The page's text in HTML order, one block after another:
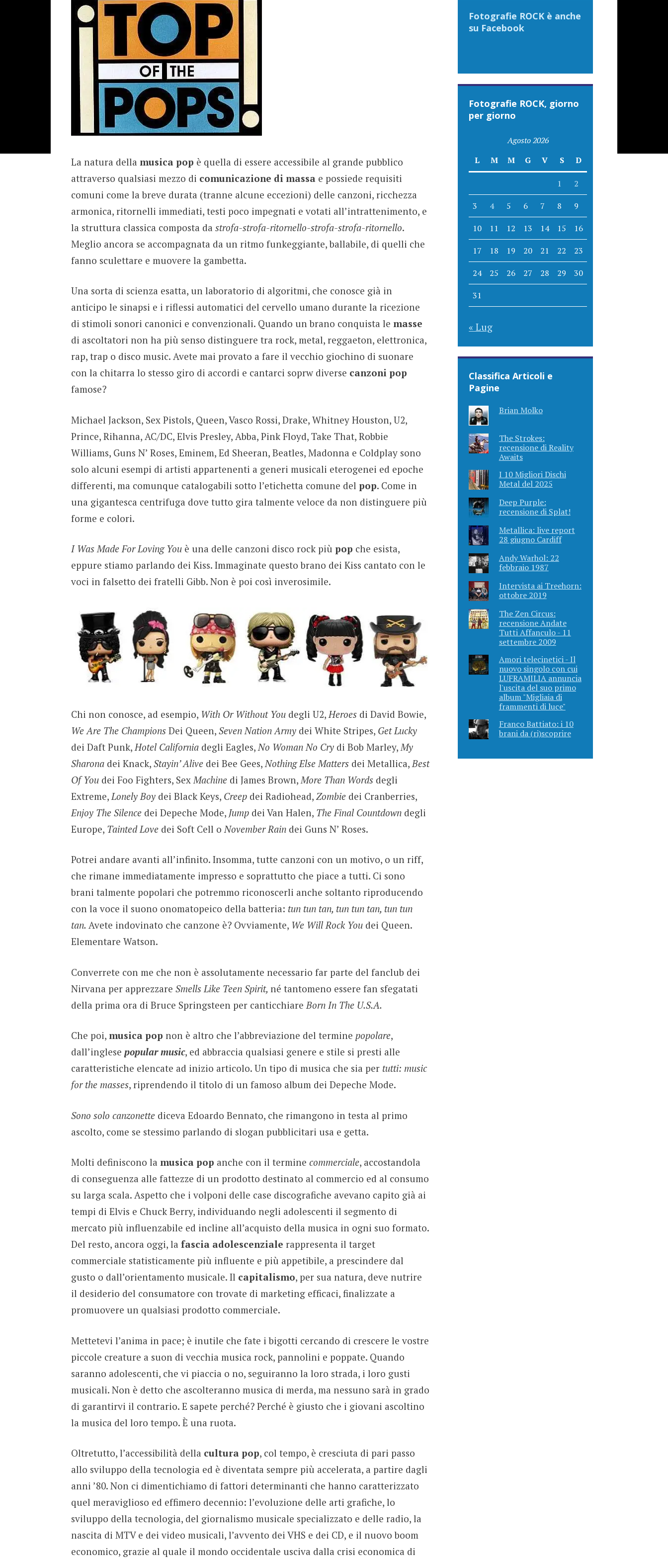
La natura della musica pop è quella di essere accessibile al grande pubblico
attraverso qualsiasi mezzo di comunicazione di massa e possiede requisiti
comuni come la breve durata (tranne alcune eccezioni) delle canzoni, ricchezza
armonica, ritornelli immediati, testi poco impegnati e votati all’intrattenimento, e
la struttura classica composta da strofa-strofa-ritornello-strofa-strofa-ritornello.
Meglio ancora se accompagnata da un ritmo funkeggiante, ballabile, di quelli che
fanno sculettare e muovere la gambetta.
Una sorta di scienza esatta, un laboratorio di algoritmi, che conosce già in
anticipo le sinapsi e i riflessi automatici del cervello umano durante la ricezione
di stimoli sonori canonici e convenzionali. Quando un brano conquista le masse
di ascoltatori non ha più senso distinguere tra rock, metal, reggaeton, elettronica,
rap, trap o disco music. Avete mai provato a fare il vecchio giochino di suonare
con la chitarra lo stesso giro di accordi e cantarci soprw diverse canzoni pop
famose?
Michael Jackson, Sex Pistols, Queen, Vasco Rossi, Drake, Whitney Houston, U2,
Prince, Rihanna, AC/DC, Elvis Presley, Abba, Pink Floyd, Take That, Robbie
Williams, Guns N’ Roses, Eminem, Ed Sheeran, Beatles, Madonna e Coldplay sono
solo alcuni esempi di artisti appartenenti a generi musicali eterogenei ed epoche
differenti, ma comunque catalogabili sotto l’etichetta comune del pop. Come in
una gigantesca centrifuga dove tutto gira talmente veloce da non distinguere più
forme e colori.
I Was Made For Loving You è una delle canzoni disco rock più pop che esista,
eppure stiamo parlando dei Kiss. Immaginate questo brano dei Kiss cantato con le
voci in falsetto dei fratelli Gibb. Non è poi così inverosimile.
Chi non conosce, ad esempio, With Or Without You degli U2, Heroes di David Bowie,
We Are The Champions Dei Queen, Seven Nation Army dei White Stripes, Get Lucky
dei Daft Punk, Hotel California degli Eagles, No Woman No Cry di Bob Marley, My
Sharonadei Knack, Stayin’ Alive dei Bee Gees, Nothing Else Mattersdei Metallica, Best
Of You dei Foo Fighters, SexMachine di James Brown, More Than Words degli
Extreme, Lonely Boy dei Black Keys, Creep dei Radiohead, Zombie dei Cranberries,
Enjoy The Silence dei Depeche Mode, Jump dei Van Halen, The Final Countdown degli
Europe, Tainted Love dei Soft Cell o November Rain dei Guns N’ Roses.
Potrei andare avanti all’infinito. Insomma, tutte canzoni con un motivo, o un riff,
che rimane immediatamente impresso e soprattutto che piace a tutti. Ci sono
brani talmente popolari che potremmo riconoscerli anche soltanto riproducendo
con la voce il suono onomatopeico della batteria: tun tun tan, tun tun tan, tun tun
tan. Avete indovinato che canzone è? Ovviamente, We Will Rock You dei Queen.
Elementare Watson.
Converrete con me che non è assolutamente necessario far parte del fanclub dei
Nirvana per apprezzare Smells Like Teen Spirit, né tantomeno essere fan sfegatati
della prima ora di Bruce Springsteen per canticchiare Born In The U.S.A.
Che poi, musica pop non è altro che l’abbreviazione del termine popolare,
dall’inglese popular music, ed abbraccia qualsiasi genere e stile si presti alle
caratteristiche elencate ad inizio articolo. Un tipo di musica che sia per tutti: music
for the masses, riprendendo il titolo di un famoso album dei Depeche Mode.
Sono solo canzonette diceva Edoardo Bennato, che rimangono in testa al primo
ascolto, come se stessimo parlando di slogan pubblicitari usa e getta.
Molti definiscono la musica pop anche con il termine commerciale, accostandola
di conseguenza alle fattezze di un prodotto destinato al commercio ed al consumo
su larga scala. Aspetto che i volponi delle case discografiche avevano capito già ai
tempi di Elvis e Chuck Berry, individuando negli adolescenti il segmento di
mercato più influenzabile ed incline all’acquisto della musica in ogni suo formato.
Del resto, ancora oggi, la fascia adolescenziale rappresenta il target
commerciale statisticamente più influente e più appetibile, a prescindere dal
gusto o dall’orientamento musicale. Il capitalismo, per sua natura, deve nutrire
il desiderio del consumatore con trovate di marketing efficaci, finalizzate a
promuovere un qualsiasi prodotto commerciale.
Mettetevi l’anima in pace; è inutile che fate i bigotti cercando di crescere le vostre
piccole creature a suon di vecchia musica rock, pannolini e poppate. Quando
saranno adolescenti, che vi piaccia o no, seguiranno la loro strada, i loro gusti
musicali. Non è detto che ascolteranno musica di merda, ma nessuno sarà in grado
di garantirvi il contrario. E sapete perché? Perché è giusto che i giovani ascoltino
la musica del loro tempo. È una ruota.
Oltretutto, l’accessibilità della cultura pop, col tempo, è cresciuta di pari passo
allo sviluppo della tecnologia ed è diventata sempre più accelerata, a partire dagli
anni ’80. Non ci dimentichiamo di fattori determinanti che hanno caratterizzato
quel meraviglioso ed effimero decennio: l’evoluzione delle arti grafiche, lo
sviluppo della tecnologia, del giornalismo musicale specializzato e delle radio, la
nascita di MTV e dei video musicali, l’avvento dei VHS e dei CD, e il nuovo boom
economico, grazie al quale il mondo occidentale usciva dalla crisi economica di
Fotografie ROCK è anche
su Facebook
Fotografie ROCK, giorno
per giorno
Agosto 2026
L
M M G V S D
1 2
3 4 5 6 7 8 9
10 11 12 13 14 15 16
17 18 19 20 21 22 23
24 25 26 27 28 29 30
31
« Lug
Classifica Articoli e
Pagine
Brian Molko
The Strokes:
recensione di Reality
Awaits
I 10 Migliori Dischi
Metal del 2025
Deep Purple:
recensione di Splat!
Metallica: live report
28 giugno Cardiff
Andy Warhol: 22
febbraio 1987
Intervista ai Treehorn:
ottobre 2019
The Zen Circus:
recensione Andate
Tutti Affanculo - 11
settembre 2009
Amori telecinetici - Il
nuovo singolo con cui
LUFRAMILIA annuncia
l'uscita del suo primo
album "Migliaia di
frammenti di luce"
Franco Battiato: i 10
brani da (ri)scoprire